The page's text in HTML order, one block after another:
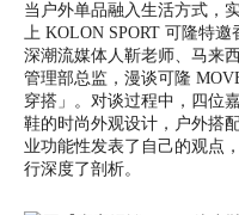
当户外单品融入生活方式，
上 KOLON SPORT 可隆特邀
深潮流媒体人靳老师、马来
管理部总监，漫谈可隆
穿搭」。对谈过程中，四位
鞋的时尚外观设计，户外搭
业功能性发表了自己的观点
行深度了剖析。